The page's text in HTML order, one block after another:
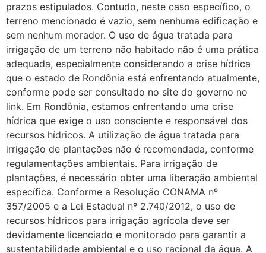
prazos estipulados. Contudo, neste caso específico, o
terreno mencionado é vazio, sem nenhuma edificação e
sem nenhum morador. O uso de água tratada para
irrigação de um terreno não habitado não é uma prática
adequada, especialmente considerando a crise hídrica
que o estado de Rondônia está enfrentando atualmente,
conforme pode ser consultado no site do governo no
link. Em Rondônia, estamos enfrentando uma crise
hídrica que exige o uso consciente e responsável dos
recursos hídricos. A utilização de água tratada para
irrigação de plantações não é recomendada, conforme
regulamentações ambientais. Para irrigação de
plantações, é necessário obter uma liberação ambiental
específica. Conforme a Resolução CONAMA nº
357/2005 e a Lei Estadual nº 2.740/2012, o uso de
recursos hídricos para irrigação agrícola deve ser
devidamente licenciado e monitorado para garantir a
sustentabilidade ambiental e o uso racional da água. A